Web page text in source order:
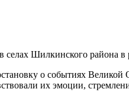
Шилкинского района в
о событиях
их эмоции,